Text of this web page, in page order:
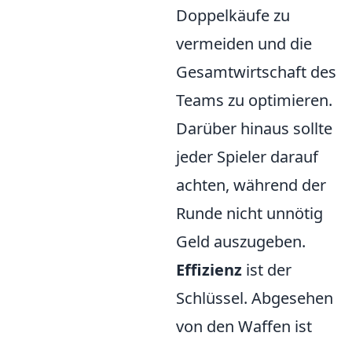
Doppelkäufe zu
vermeiden und die
Gesamtwirtschaft des
Teams zu optimieren.
Darüber hinaus sollte
jeder Spieler darauf
achten, während der
Runde nicht unnötig
Geld auszugeben.
Effizienz ist der
Schlüssel. Abgesehen
von den Waffen ist